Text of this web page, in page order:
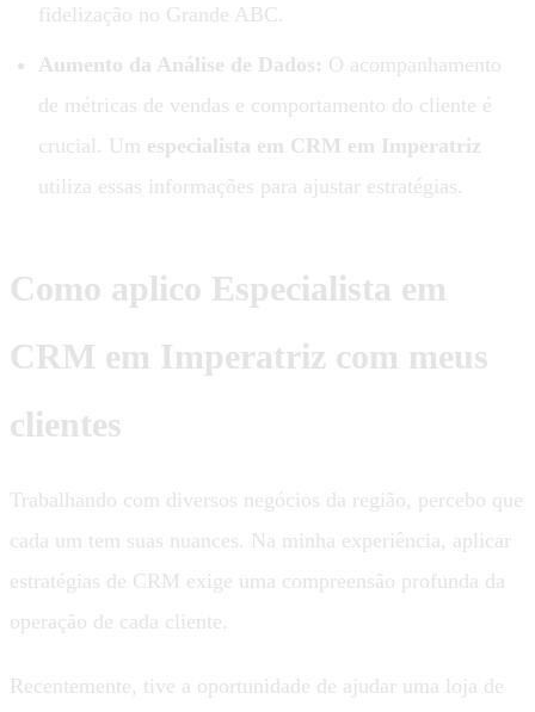
fidelização no Grande ABC.
Aumento da Análise de Dados: O acompanhamento
de métricas de vendas e comportamento do cliente é
crucial. Um especialista em CRM em Imperatriz
utiliza essas informações para ajustar estratégias.
Como aplico Especialista em
CRM em Imperatriz com meus
clientes
Trabalhando com diversos negócios da região, percebo que
cada um tem suas nuances. Na minha experiência, aplicar
estratégias de CRM exige uma compreensão profunda da
operação de cada cliente.
Recentemente, tive a oportunidade de ajudar uma loja de